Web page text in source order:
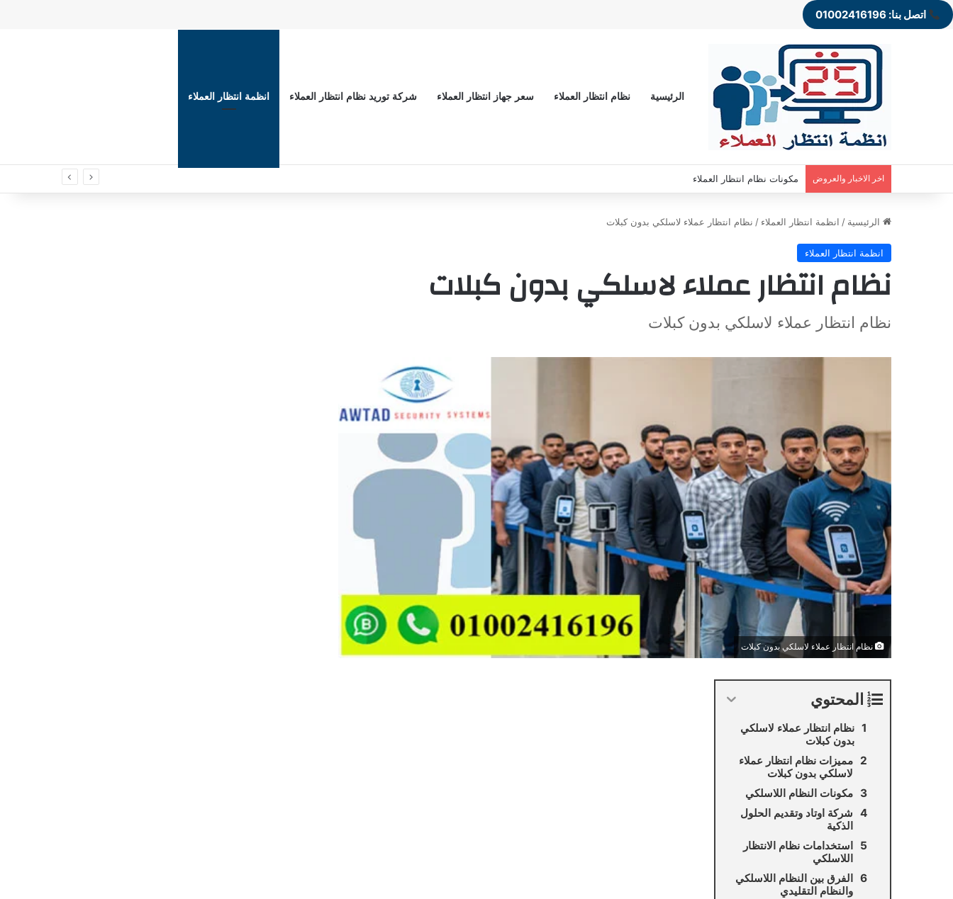
اتصل بنا: 01002416196
الرئيسية نظام انتظار العملاء سعر جهاز انتظار العملاء شركة توريد نظام انتظار العملاء انظمة انتظار العملاء
اخر الاخبار والعروض مكونات نظام انتظار العملاء
الرئيسية / انظمة انتظار العملاء / نظام انتظار عملاء لاسلكي بدون كبلات
انظمة انتظار العملاء
نظام انتظار عملاء لاسلكي بدون كبلات
نظام انتظار عملاء لاسلكي بدون كبلات
نظام انتظار عملاء لاسلكي بدون كبلات
المحتوي
نظام انتظار عملاء لاسلكي
بدون كبلات
مميزات نظام انتظار عملاء
لاسلكي بدون كبلات
مكونات النظام اللاسلكي
شركة اوتاد وتقديم الحلول
الذكية
استخدامات نظام الانتظار
اللاسلكي
الفرق بين النظام اللاسلكي
والنظام التقليدي